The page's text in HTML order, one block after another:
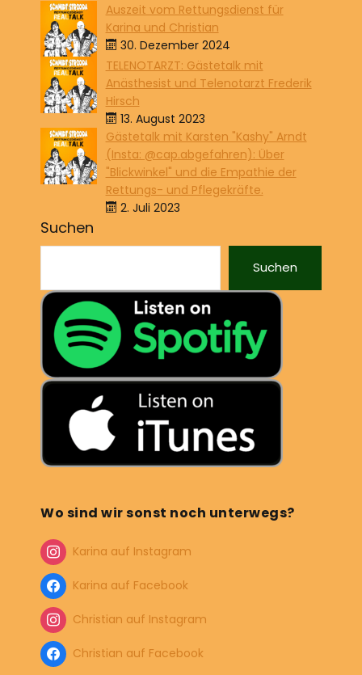
Auszeit vom Rettungsdienst für
Karina und Christian
30. Dezember 2024
TELENOTARZT: Gästetalk mit
Anästhesist und Telenotarzt Frederik
Hirsch
13. August 2023
Gästetalk mit Karsten "Kashy" Arndt
(Insta: @cap.abgefahren): Über
"Blickwinkel" und die Empathie der
Rettungs- und Pflegekräfte.
2. Juli 2023
Suchen
Suchen
Wo sind wir sonst noch unterwegs?
Karina auf Instagram
Karina auf Facebook
Christian auf Instagram
Christian auf Facebook